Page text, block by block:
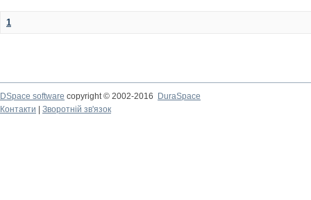
1
DSpace software copyright © 2002-2016
DuraSpace
Контакти
Зворотній зв'язок